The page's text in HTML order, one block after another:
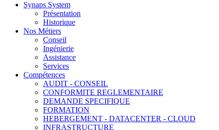
Synaps System
Présentation
Historique
Nos Métiers
Conseil
Ingénierie
Assistance
Services
Compétences
AUDIT - CONSEIL
CONFORMITE REGLEMENTAIRE
DEMANDE SPECIFIQUE
FORMATION
HEBERGEMENT - DATACENTER - CLOUD
INFRASTRUCTURE